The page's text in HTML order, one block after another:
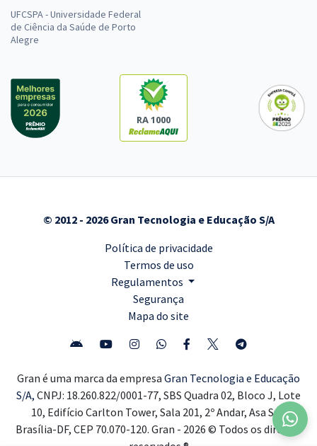
UFCSPA - Universidade Federal
de Ciência da Saúde de Porto
Alegre
RA 1000
© 2012 - 2026 Gran Tecnologia e Educação S/A
Política de privacidade
Termos de uso
Regulamentos
Segurança
Mapa do site
Gran é uma marca da empresa Gran Tecnologia e Educação
S/A, CNPJ: 18.260.822/0001-77, SBS Quadra 02, Bloco J, Lote
10, Edifício Carlton Tower, Sala 201, 2º Andar, Asa Sul,
Brasília-DF, CEP 70.070-120. Gran - 2026 © Todos os direitos